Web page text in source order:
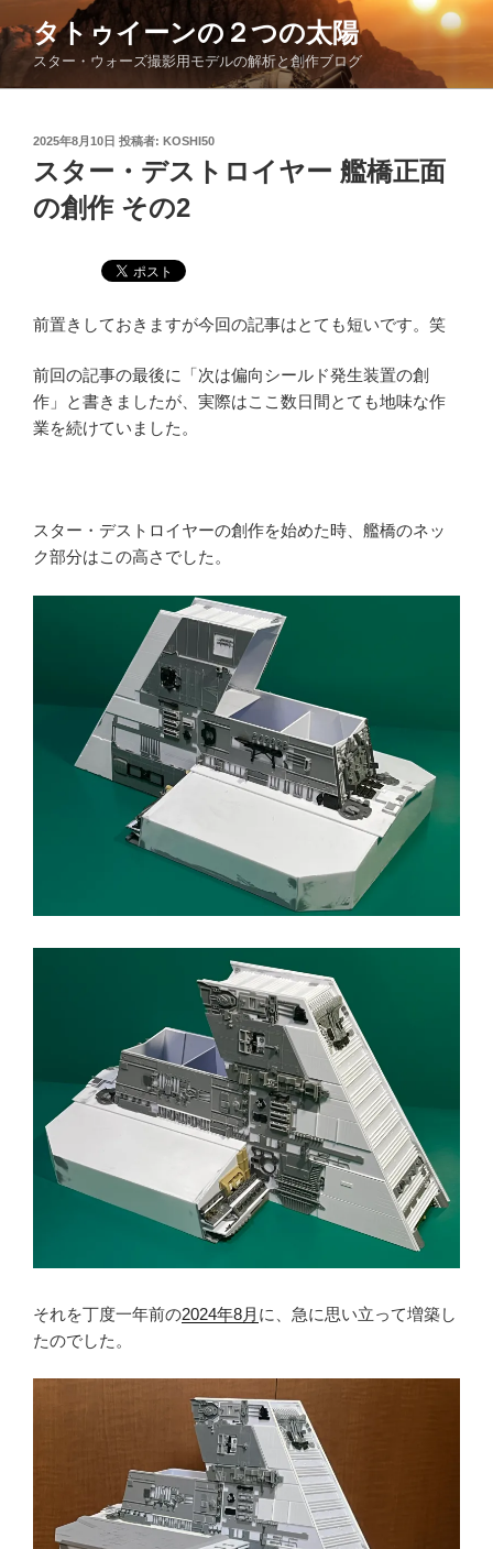
ン
ン
タトゥイーンの２つの太陽
スター・ウォーズ撮影用モデルの解析と創作ブログ
投
稿
日:
2025年8月10日 投稿者: KOSHI50
スター・デストロイヤー 艦橋正面
の創作 その2
前置きしておきますが今回の記事はとても短いです。笑
前回の記事の最後に「次は偏向シールド発生装置の創
作」と書きましたが、実際はここ数日間とても地味な作
業を続けていました。
スター・デストロイヤーの創作を始めた時、艦橋のネッ
ク部分はこの高さでした。
それを丁度一年前の2024年8月 に、急に思い立って増築し
たのでした。